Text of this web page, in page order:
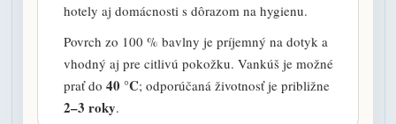
hotely aj domácnosti s dôrazom na hygienu.
Povrch zo 100 % bavlny je príjemný na dotyk a
vhodný aj pre citlivú pokožku. Vankúš je možné
prať do 40 °C; odporúčaná životnosť je približne
2–3 roky.